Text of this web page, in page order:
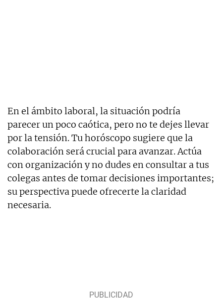
En el ámbito laboral, la situación podría
parecer un poco caótica, pero no te dejes llevar
por la tensión. Tu horóscopo sugiere que la
colaboración será crucial para avanzar. Actúa
con organización y no dudes en consultar a tus
colegas antes de tomar decisiones importantes;
su perspectiva puede ofrecerte la claridad
necesaria.